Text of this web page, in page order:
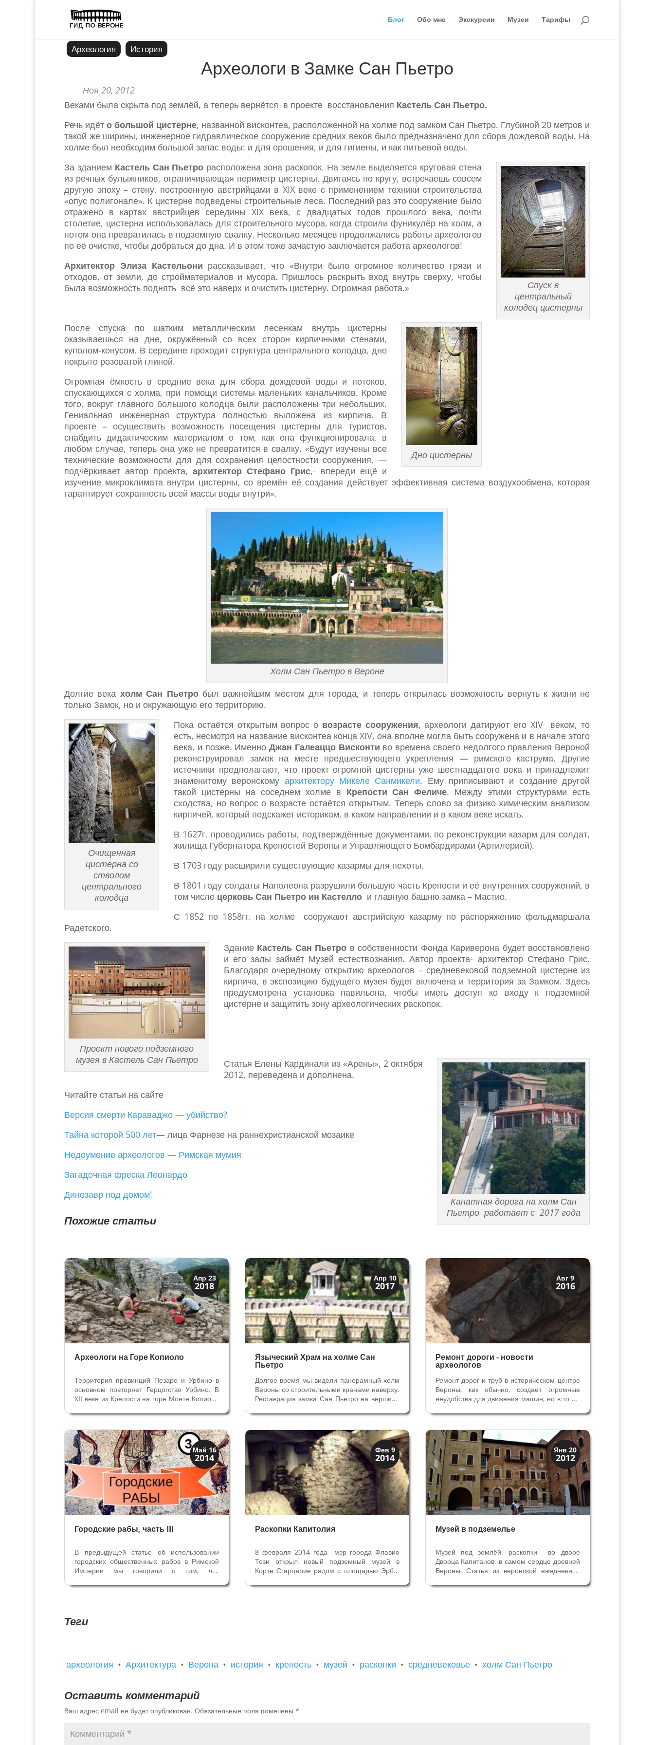
Блог Обо мне Экскурсии Музеи Тарифы
Археология История
Археологи в Замке Сан Пьетро
Ноя 20, 2012
Веками была скрыта под землёй, а теперь вернётся в проекте восстановления Кастель Сан Пьетро.
Речь идёт о большой цистерне, названной висконтеа, расположенной на холме под замком Сан Пьетро. Глубиной 20 метров и
такой же ширины, инженерное гидравлическое сооружение средних веков было предназначено для сбора дождевой воды. На
холме был необходим большой запас воды: и для орошения, и для гигиены, и как питьевой воды.
Спуск в
центральный
колодец цистерны
За зданием Кастель Сан Пьетро расположена зона раскопок. На земле выделяется круговая стена
из речных булыжников, ограничивающая периметр цистерны. Двигаясь по кругу, встречаешь совсем
другую эпоху – стену, построенную австрийцами в XIX веке с применением техники строительства
«опус полигонале». К цистерне подведены строительные леса. Последний раз это сооружение было
отражено в картах австрийцев середины XIX века, с двадцатых годов прошлого века, почти
столетие, цистерна использовалась для строительного мусора, когда строили фуникулёр на холм, а
потом она превратилась в подземную свалку. Несколько месяцев продолжались работы археологов
по её очистке, чтобы добраться до дна. И в этом тоже зачастую заключается работа археологов!
Архитектор Элиза Кастельони рассказывает, что «Внутри было огромное количество грязи и
отходов, от земли, до стройматериалов и мусора. Пришлось раскрыть вход внутрь сверху, чтобы
была возможность поднять всё это наверх и очистить цистерну. Огромная работа.»
Дно цистерны
После спуска по шатким металлическим лесенкам внутрь цистерны
оказываешься на дне, окружённый со всех сторон кирпичными стенами,
куполом-конусом. В середине проходит структура центрального колодца, дно
покрыто розоватой глиной.
Огромная ёмкость в средние века для сбора дождевой воды и потоков,
спускающихся с холма, при помощи системы маленьких канальчиков. Кроме
того, вокруг главного большого колодца были расположены три небольших.
Гениальная инженерная структура полностью выложена из кирпича. В
проекте – осуществить возможность посещения цистерны для туристов,
снабдить дидактическим материалом о том, как она функционировала, в
любом случае, теперь она уже не превратится в свалку. «Будут изучены все
технические возможности для для сохранения целостности сооружения, —
подчёркивает автор проекта, архитектор Стефано Грис,- впереди ещё и
изучение микроклимата внутри цистерны, со времён её создания действует эффективная система воздухообмена, которая
гарантирует сохранность всей массы воды внутри».
Холм Сан Пьетро в Вероне
Долгие века холм Сан Пьетробыл важнейшим местом для города, и теперь открылась возможность вернуть к жизни не
только Замок, но и окружающую его территорию.
Очищенная
цистерна со
стволом
центрального
колодца
Пока остаётся открытым вопрос о возрасте сооружения, археологи датируют его XIV веком, то
есть, несмотря на название висконтеа конца XIV, она вполне могла быть сооружена и в начале этого
века, и позже. Именно Джан Галеаццо Висконти во времена своего недолгого правления Вероной
реконструировал замок на месте предшествующего укрепления — римского каструма. Другие
источники предполагают, что проект огромной цистерны уже шестнадцатого века и принадлежит
знаменитому веронскому архитектору Микеле Санмикели. Ему приписывают и создание другой
такой цистерны на соседнем холме в Крепости Сан Феличе. Между этими структурами есть
сходства, но вопрос о возрасте остаётся открытым. Теперь слово за физико-химическим анализом
кирпичей, который подскажет историкам, в каком направлении и в каком веке искать.
В 1627г. проводились работы, подтверждённые документами, по реконструкции казарм для солдат,
жилища Губернатора Крепостей Вероны и Управляющего Бомбардирами (Артилерией).
В 1703 году расширили существующие казармы для пехоты.
В 1801 году солдаты Наполеона разрушили большую часть Крепости и её внутренних сооружений, в
том числе церковь Сан Пьетро ин Кастелло и главную башню замка – Мастио.
С 1852 по 1858гг. на холме сооружают австрийскую казарму по распоряжению фельдмаршала
Радетского.
Проект нового подземного
музея в Кастель Сан Пьетро
Здание Кастель Сан Пьетро в собственности Фонда Кариверона будет восстановлено
и его залы займёт Музей естествознания. Автор проекта- архитектор Стефано Грис.
Благодаря очередному открытию археологов – средневековой подземной цистерне из
кирпича, в экспозицию будущего музея будет включена и территория за Замком. Здесь
предусмотрена установка павильона, чтобы иметь доступ ко входу к подземной
цистерне и защитить зону археологических раскопок.
Канатная дорога на холм Сан
Пьетро работает с 2017 года
Статья Елены Кардинали из «Арены», 2 октября
2012, переведена и дополнена.
Читайте статьи на сайте
Версия смерти Караваджо — убийство?
Тайна которой 500 лет— лица Фарнезе на раннехристианской мозаике
Недоумение археологов — Римская мумия
Загадочная фреска Леонардо
Динозавр под домом!
Похожие статьи
Апр 23
2018
Археология
История
Археологи на Горе Копиоло
Территория провинций Пезаро и Урбино в
основном повторяет Герцогство Урбино. В
XII веке из Крепости на горе Монте Копиоло
Монтефельтро. С 2006 года Университет
Монтефельтре) начал изучать крепость...
Май 16
2014
Верона
Музеи
Городские рабы, часть III
В предыдущей статье об использовании
городских общественных рабов в Римской
Империи мы говорили о том, что
города и были заняты на бюрократических
Апр 10
2017
Верона
Римская Верона
Языческий Храм на холме Сан
Пьетро
Долгое время мы видели панорамный холм
Вероны со строительными кранами наверху.
Реставрация замка Сан Пьетро на вершине
объявлено. Как всегда опоздания
Сначала рядом с крепостью обнаружили
огромную...
Фев 9
2014
Верона
Римская Верона
Раскопки Капитолия
8 февраля 2014 года мэр города Флавио
Този открыл новый подземный музей в
Корте Сгарцерие рядом с площадью Эрбе.
нашими глазами история Римской и
Авг 9
2016
Верона
Римская Верона
Ремонт дороги - новости
археологов
Ремонт дорог и труб в историческом центре
Вероны, как обычно, создает огромные
неудобства для движения машин, но в то же
археологов. Культурный слой в Вероне за
разнообразен. Летом этого года рядом...
Янв 20
2012
Археология
История
Музей в подземелье
Музей под землёй, раскопки во дворе
Дворца Капитанов, в самом сердце древней
Вероны. Статья из веронской ежедневной
прошлого века Верона может похвастаться
Теги
археология • Архитектура • Верона • история • крепость • музей • раскопки • средневековье • холм Сан Пьетро
Оставить комментарий
Ваш адрес email не будет опубликован. Обязательные поля помечены *